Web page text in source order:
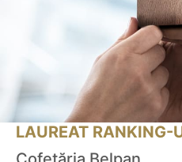
LAUREAT RANKING-